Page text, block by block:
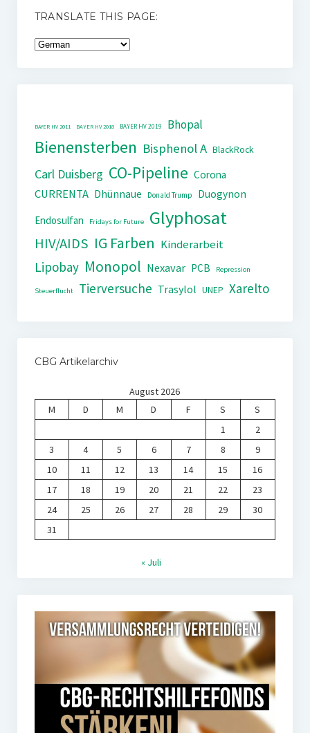
TRANSLATE THIS PAGE:
BAYER HV 2011 BAYER HV 2018 BAYER HV 2019 Bhopal
Bienensterben Bisphenol A BlackRock
Carl Duisberg CO-Pipeline Corona
CURRENTA Dhünnaue Donald Trump
Duogynon
Endosulfan
Fridays for Future Glyphosat
HIV/AIDS IG Farben Kinderarbeit
Lipobay Monopol Nexavar PCB Repression
Steuerflucht Tierversuche Trasylol UNEP Xarelto
CBG Artikelarchiv
August 2026
M
D M D F S
S
1
2
3
4 5 6 7 8
9
10
11 12 13 14 15
16
17
18 19 20 21 22
23
24
25 26 27 28 29
30
31
« Juli